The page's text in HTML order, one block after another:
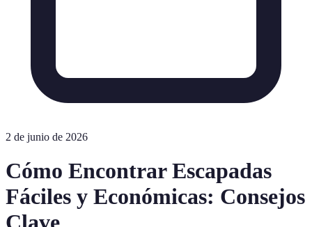
2 de junio de 2026
Cómo Encontrar Escapadas
Fáciles y Económicas: Consejos